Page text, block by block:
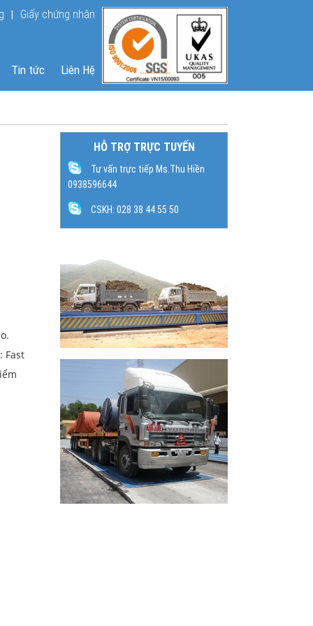
Giấy chứng nhận
Tin tức Liên Hệ
Fast
HỖ TRỢ TRỰC TUYẾN
Tư vấn trực tiếp Ms.Thu Hiền
0938596644
CSKH: 028 38 44 55 50
Đang online : 23
Lượt truy cập : 600046